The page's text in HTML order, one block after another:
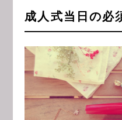
成人式当日の必